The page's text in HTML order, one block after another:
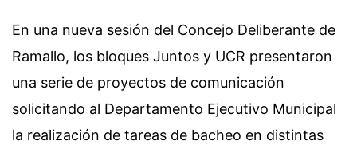
En una nueva sesión del Concejo Deliberante de
Ramallo, los bloques Juntos y UCR presentaron
una serie de proyectos de comunicación
solicitando al Departamento Ejecutivo Municipal
la realización de tareas de bacheo en distintas